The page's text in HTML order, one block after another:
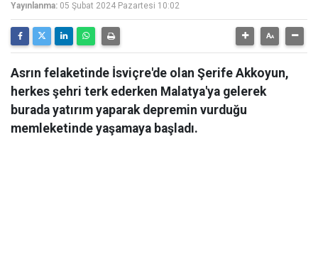
Yayınlanma: 05 Şubat 2024 Pazartesi 10:02
Asrın felaketinde İsviçre'de olan Şerife Akkoyun,
herkes şehri terk ederken Malatya'ya gelerek
burada yatırım yaparak depremin vurduğu
memleketinde yaşamaya başladı.